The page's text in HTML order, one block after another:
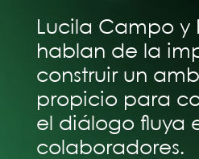
Lucila Campo y
hablan de la
construir un
propicio para
el diálogo fluya
colaboradores.